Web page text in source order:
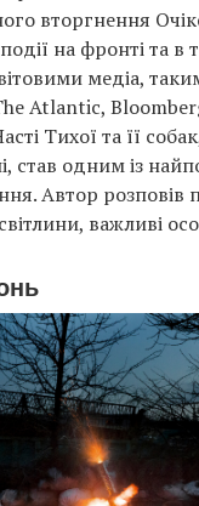
вторгнення
на фронті та в
медіа,
Atlantic,
Тихої та її
став одним із
Автор розповів
важливі